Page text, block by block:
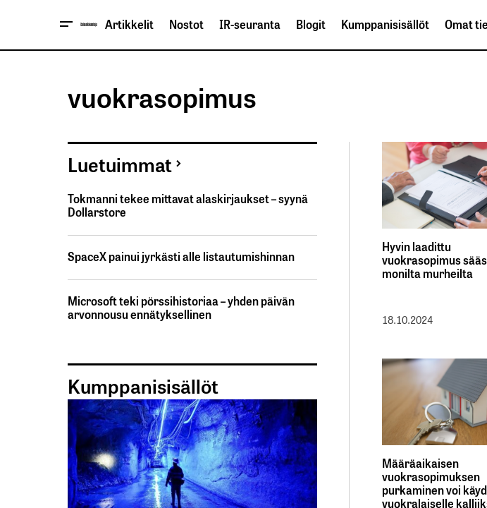
Artikkelit Nostot IR-seuranta Blogit Kumppanisisällöt Omat
vuokrasopimus
Hyvin laadittu
vuokrasopimus
monilta murheilta
18.10.2024
Määräaikaisen
vuokrasopimuksen
purkaminen voi
vuokralaiselle
Luetuimmat
Tokmanni tekee mittavat alaskirjaukset – syynä
Dollarstore
SpaceX painui jyrkästi alle listautumishinnan
Microsoft teki pörssihistoriaa – yhden päivän
arvonnousu ennätyksellinen
Kumppanisisällöt